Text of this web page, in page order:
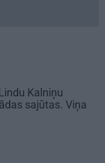
Kalniņu
sajūtas. Viņa